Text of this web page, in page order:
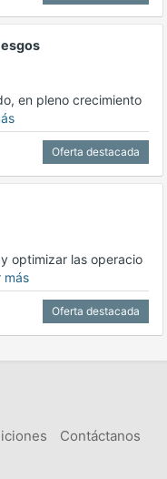
en pleno crecimiento
Oferta destacada
optimizar las operacio
más
Oferta destacada
Contáctanos